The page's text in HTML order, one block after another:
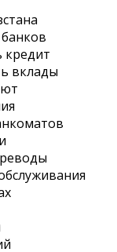
кредит
вклады